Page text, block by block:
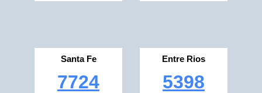
Santa Fe
7724
Entre Rios
5398